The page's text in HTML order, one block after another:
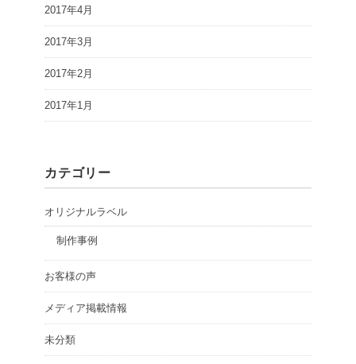
2017年4月
2017年3月
2017年2月
2017年1月
カテゴリー
オリジナルラベル
制作事例
お客様の声
メディア掲載情報
未分類